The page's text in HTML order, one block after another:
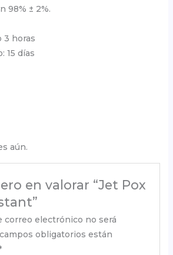
98% ± 2%.
3 horas
15 días
aún.
en valorar “Jet Pox
correo electrónico no será
obligatorios están